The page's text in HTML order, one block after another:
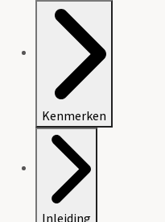
Kenmerken
Inleiding